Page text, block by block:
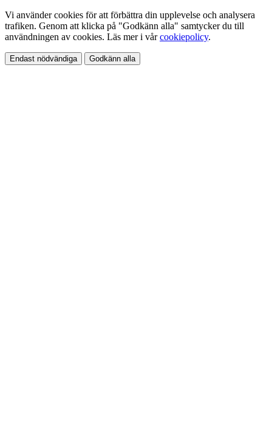
Vi använder cookies för att förbättra din upplevelse och analysera
trafiken. Genom att klicka på "Godkänn alla" samtycker du till
användningen av cookies. Läs mer i vårcookiepolicy.
Endast nödvändiga Godkänn alla